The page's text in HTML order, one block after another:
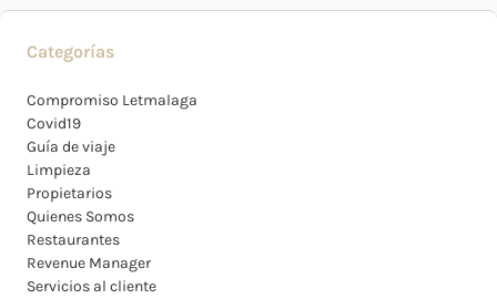
Categorías
Compromiso Letmalaga
Covid19
Guía de viaje
Limpieza
Propietarios
Quienes Somos
Restaurantes
Revenue Manager
Servicios al cliente